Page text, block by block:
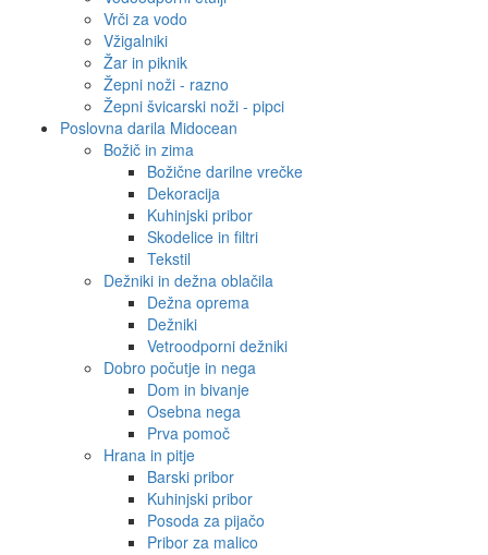
Vrči za vodo
Vžigalniki
Žar in piknik
Žepni noži - razno
Žepni švicarski noži - pipci
Poslovna darila Midocean
Božič in zima
Božične darilne vrečke
Dekoracija
Kuhinjski pribor
Skodelice in filtri
Tekstil
Dežniki in dežna oblačila
Dežna oprema
Dežniki
Vetroodporni dežniki
Dobro počutje in nega
Dom in bivanje
Osebna nega
Prva pomoč
Hrana in pitje
Barski pribor
Kuhinjski pribor
Posoda za pijačo
Pribor za malico